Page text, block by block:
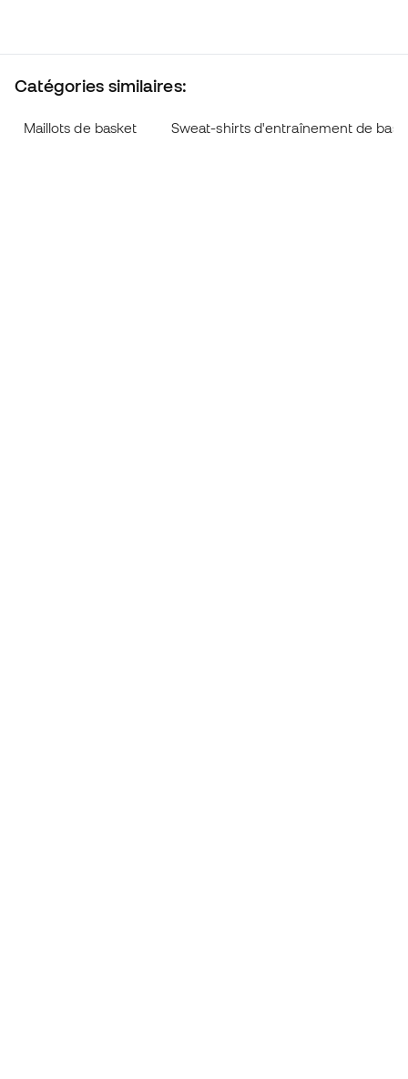
Catégories similaires:
Maillots de basket Sweat-shirts d'entraînement de